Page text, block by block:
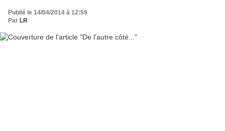
Publié le 14/04/2014 à 12:59
Par LR